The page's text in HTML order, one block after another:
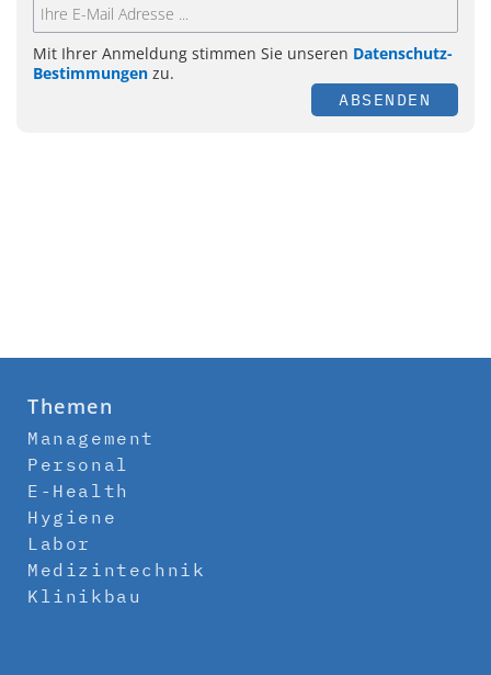
Mit Ihrer Anmeldung stimmen Sie unseren Datenschutz-
Bestimmungen zu.
ABSENDEN
Themen
Management
Personal
E-Health
Hygiene
Labor
Medizintechnik
Klinikbau